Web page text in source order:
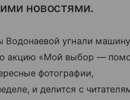
новостями.
Водонаевой угнали
акцию «Мой выбор —
фотографии,
и делится с